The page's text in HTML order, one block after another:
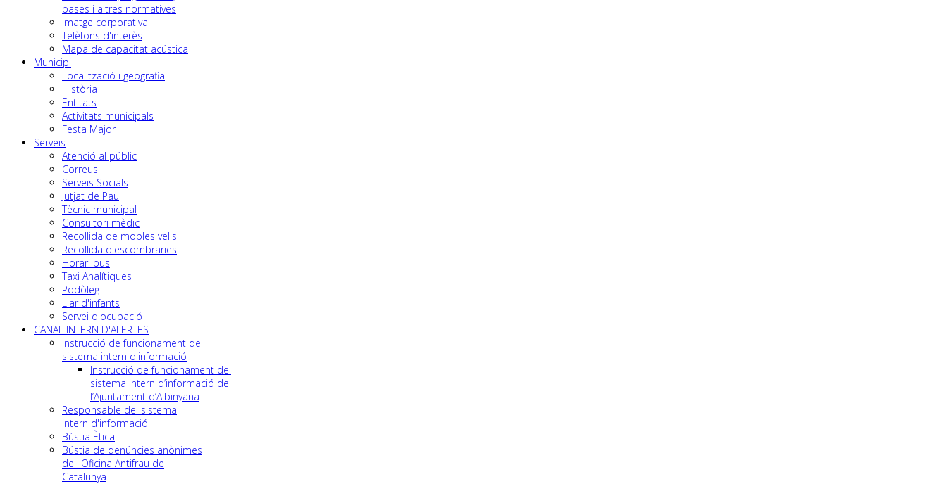
bases i altres normatives
Imatge corporativa
Telèfons d'interès
Mapa de capacitat acústica
Municipi
Localització i geografia
Història
Entitats
Activitats municipals
Festa Major
Serveis
Atenció al públic
Correus
Serveis Socials
Jutjat de Pau
Tècnic municipal
Consultori mèdic
Recollida de mobles vells
Recollida d'escombraries
Horari bus
Taxi Analítiques
Podòleg
Llar d'infants
Servei d'ocupació
CANAL INTERN D'ALERTES
Instrucció de funcionament del
sistema intern d'informació
Instrucció de funcionament del
sistema intern d’informació de
l’Ajuntament d’Albinyana
Responsable del sistema
intern d'informació
Bústia Ètica
Bústia de denúncies anònimes
de l'Oficina Antifrau de
Catalunya